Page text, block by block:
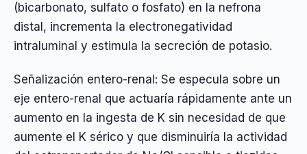
(bicarbonato, sulfato o fosfato) en la nefrona
distal, incrementa la electronegatividad
intraluminal y estimula la secreción de potasio.
Señalización entero-renal: Se especula sobre un
eje entero-renal que actuaría rápidamente ante un
aumento en la ingesta de K sin necesidad de que
aumente el K sérico y que disminuiría la actividad